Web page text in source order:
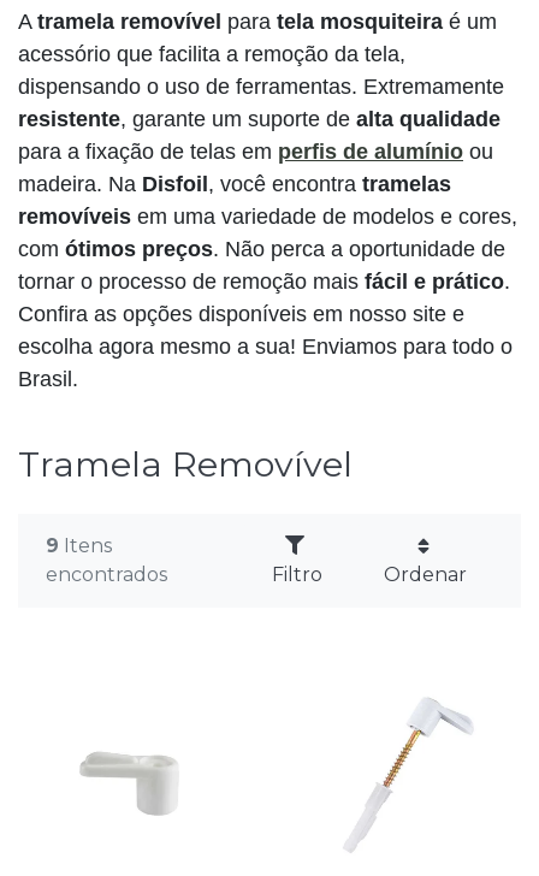
A tramela removível para tela mosquiteira é um
acessório que facilita a remoção da tela,
dispensando o uso de ferramentas. Extremamente
resistente, garante um suporte de alta qualidade
para a fixação de telas em perfis de alumínio ou
madeira. Na Disfoil , você encontra tramelas
removíveis em uma variedade de modelos e cores,
com ótimos preços. Não perca a oportunidade de
tornar o processo de remoção mais fácil e prático.
Confira as opções disponíveis em nosso site e
escolha agora mesmo a sua! Enviamos para todo o
Brasil.
Tramela Removível
9 Itens
encontrados
Filtro Ordenar